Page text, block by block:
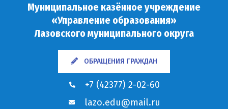
Муниципальное казённое учреждение
«Управление образования»
Лазовского муниципального округа
ОБРАЩЕНИЯ ГРАЖДАН
+7 (42377) 2-02-60
lazo.edu@mail.ru